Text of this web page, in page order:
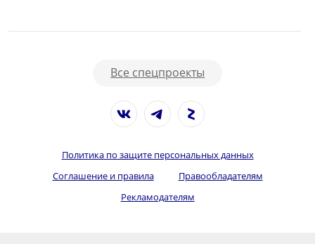
Все спецпроекты
Политика по защите персональных данных
Соглашение и правила
Правообладателям
Рекламодателям